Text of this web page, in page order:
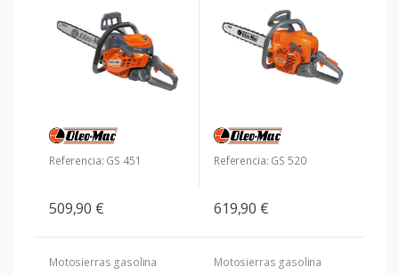
Referencia: GS 451
509,90 €
Referencia: GS 520
619,90 €
Motosierras gasolina
Motosierras gasolina